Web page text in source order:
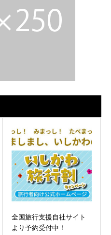
全国旅行支援自社サイト
より予約受付中！